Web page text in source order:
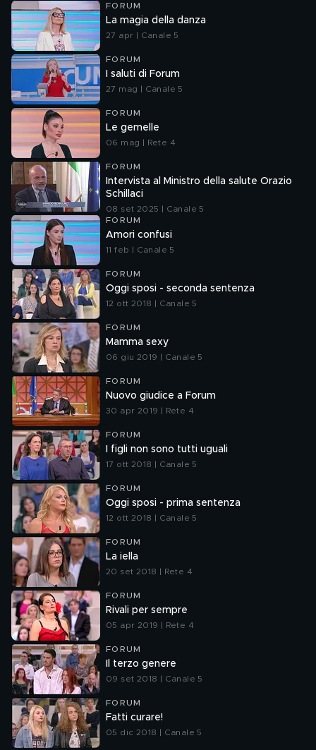
FORUM
La magia della danza
27 apr | Canale 5
FORUM
I saluti di Forum
27 mag | Canale 5
FORUM
Le gemelle
06 mag | Rete 4
FORUM
Intervista al Ministro della salute Orazio
Schillaci
08 set 2025 | Canale 5
FORUM
Amori confusi
11 feb | Canale 5
FORUM
Oggi sposi - seconda sentenza
12 ott 2018 | Canale 5
FORUM
Mamma sexy
06 giu 2019 | Canale 5
FORUM
Nuovo giudice a Forum
30 apr 2019 | Rete 4
FORUM
I figli non sono tutti uguali
17 ott 2018 | Canale 5
FORUM
Oggi sposi - prima sentenza
12 ott 2018 | Canale 5
FORUM
La iella
20 set 2018 | Rete 4
FORUM
Rivali per sempre
05 apr 2019 | Rete 4
FORUM
Il terzo genere
09 set 2018 | Canale 5
FORUM
Fatti curare!
05 dic 2018 | Canale 5